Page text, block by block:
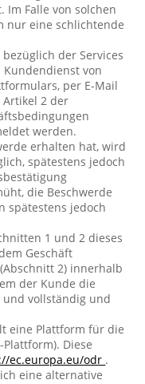
Im Falle von solchen
nur eine schlichtende
der Services
Kundendienst von
per E-Mail
Artikel 2 der
werden.
erhalten hat, wird
spätestens jedoch
die Beschwerde
spätestens jedoch
1 und 2 dieses
Geschäft
2) innerhalb
der Kunde die
vollständig und
eine Plattform für die
Diese
ec.europa.eu/odr .
eine alternative